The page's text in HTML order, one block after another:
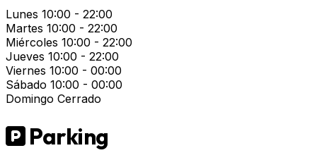
Lunes 10:00 - 22:00
Martes 10:00 - 22:00
Miércoles 10:00 - 22:00
Jueves 10:00 - 22:00
Viernes 10:00 - 00:00
Sábado 10:00 - 00:00
Domingo Cerrado
Parking